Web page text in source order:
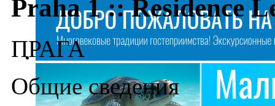
Praha 1 :: Residence
ПРАГА
Общие сведения